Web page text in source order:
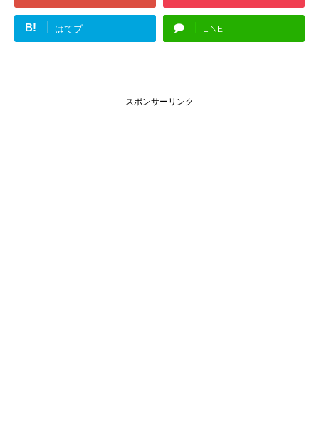
B! はてブ LINE
スポンサーリンク